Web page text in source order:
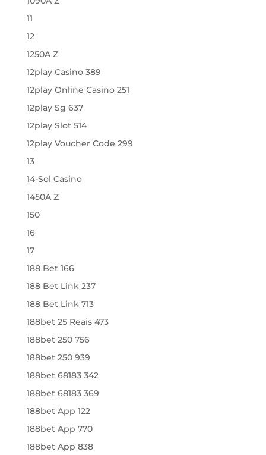
11
12
1250A Z
12play Casino 389
12play Online Casino 251
12play Sg 637
12play Slot 514
12play Voucher Code 299
13
14-Sol Casino
1450A Z
150
16
17
188 Bet 166
188 Bet Link 237
188 Bet Link 713
188bet 25 Reais 473
188bet 250 756
188bet 250 939
188bet 68183 342
188bet 68183 369
188bet App 122
188bet App 770
188bet App 838